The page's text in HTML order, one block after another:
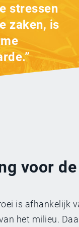
stressen
zaken, is
voor
is afhankelijk
het milieu.